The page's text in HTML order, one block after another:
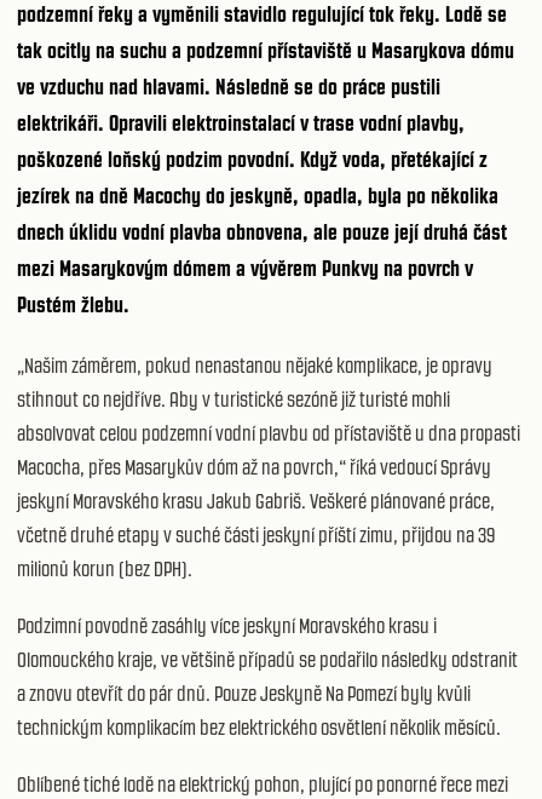
podzemní řeky a vyměnili stavidlo regulující tok řeky. Lodě se
tak ocitly na suchu a podzemní přístaviště u Masarykova dómu
ve vzduchu nad hlavami. Následně se do práce pustili
elektrikáři. Opravili elektroinstalací v trase vodní plavby,
poškozené loňský podzim povodní. Když voda, přetékající z
jezírek na dně Macochy do jeskyně, opadla, byla po několika
dnech úklidu vodní plavba obnovena, ale pouze její druhá část
mezi Masarykovým dómem a vývěrem Punkvy na povrch v
Pustém žlebu.
„Našim záměrem, pokud nenastanou nějaké komplikace, je opravy
stihnout co nejdříve. Aby v turistické sezóně již turisté mohli
absolvovat celou podzemní vodní plavbu od přístaviště u dna propasti
Macocha, přes Masarykův dóm až na povrch,“ říká vedoucí Správy
jeskyní Moravského krasu Jakub Gabriš. Veškeré plánované práce,
včetně druhé etapy v suché části jeskyní příští zimu, přijdou na 39
milionů korun (bez DPH).
Podzimní povodně zasáhly více jeskyní Moravského krasu i
Olomouckého kraje, ve většině případů se podařilo následky odstranit
a znovu otevřít do pár dnů. Pouze Jeskyně Na Pomezí byly kvůli
technickým komplikacím bez elektrického osvětlení několik měsíců.
Oblíbené tiché lodě na elektrický pohon, plující po ponorné řece mezi